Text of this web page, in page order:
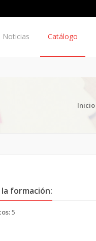
Noticias Catálogo
Inicio
formación:
5